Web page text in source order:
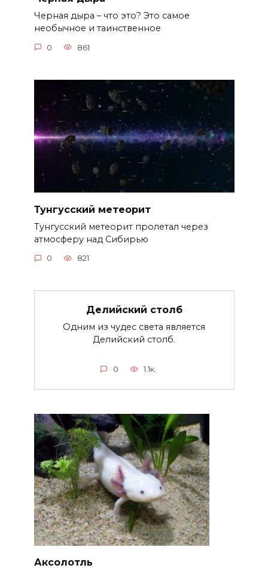
Черная дыра – что это? Это самое
необычное и таинственное
0 861
Тунгусский метеорит
Тунгусский метеорит пролетал через
атмосферу над Сибирью
0 821
Делийский столб
Одним из чудес света является
Делийский столб.
0 1.1к.
Аксолотль